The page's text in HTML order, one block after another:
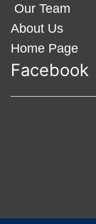
Our Team
About Us
Home Page
Facebook